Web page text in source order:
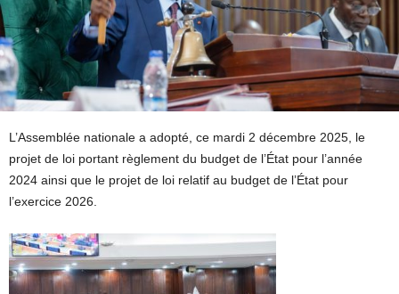
L’Assemblée nationale a adopté, ce mardi 2 décembre 2025, le
projet de loi portant règlement du budget de l’État pour l’année
2024 ainsi que le projet de loi relatif au budget de l’État pour
l’exercice 2026.